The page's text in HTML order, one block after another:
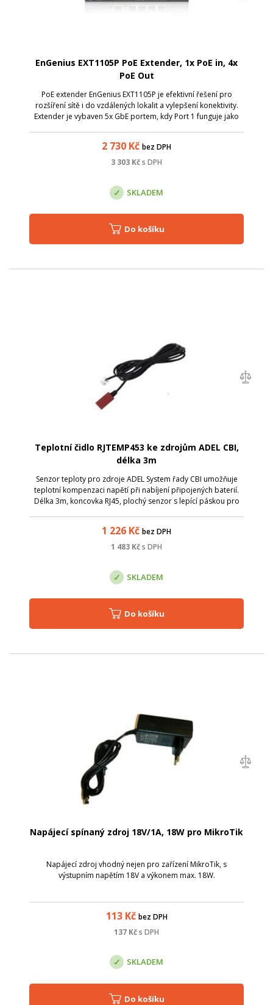
EnGenius EXT1105P PoE Extender, 1x PoE in, 4x
PoE Out
PoE extender EnGenius EXT1105P je efektivní řešení pro
rozšíření sítě i do vzdálených lokalit a vylepšení konektivity.
Extender je vybaven 5x GbE portem, kdy Port 1 funguje jako
2 730 Kč bez DPH
3 303 Kčs DPH
SKLADEM
Do košíku
Teplotní čidlo RJTEMP453 ke zdrojům ADEL CBI,
délka 3m
Senzor teploty pro zdroje ADEL System řady CBI umožňuje
teplotní kompenzaci napětí při nabíjení připojených baterií.
Délka 3m, koncovka RJ45, plochý senzor s lepící páskou pro
1 226 Kč bez DPH
1 483 Kčs DPH
SKLADEM
Do košíku
Napájecí spínaný zdroj 18V/1A, 18W pro MikroTik
Napájecí zdroj vhodný nejen pro zařízení MikroTik, s
výstupním napětím 18V a výkonem max. 18W.
113Kč bez DPH
137 Kčs DPH
SKLADEM
Do košíku